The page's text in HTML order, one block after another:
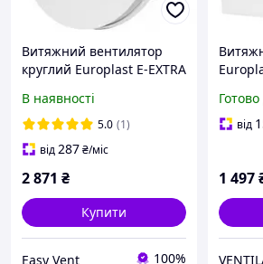
Витяжний вентилятор
круглий Europlast E-EXTRA
вологості білий
В наявності
5.0 (1)
від287₴/міс
2 871 ₴
Купити
Easy Vent 100%
від
1 497